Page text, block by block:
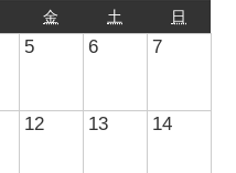
金 土 日
5 6 7
12 13 14